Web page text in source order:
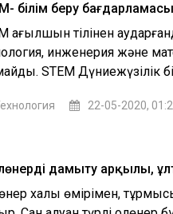
білім беру
ағылшын тілінен
инженерия және
STEM Дүниежүзілік
22-05-2020,
дамыту арқылы,
халық өмірімен,